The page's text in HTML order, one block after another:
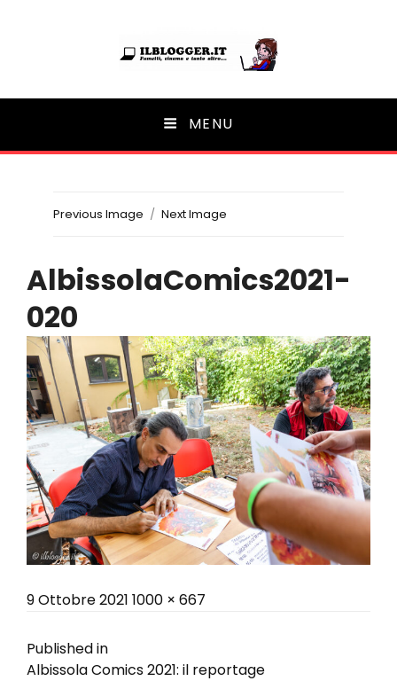
Ilblogger.it
Il portalino di blog | MENU
Previous Image Next Image
AlbissolaComics2021-
020
Posted
9 Ottobre 2021 Full
1000 × 667
Navigazione
Published in
Albissola Comics 2021: il reportage